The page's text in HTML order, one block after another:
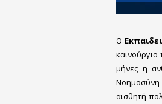
Ο
μήνες η
Νοημοσύνη
αισθητή